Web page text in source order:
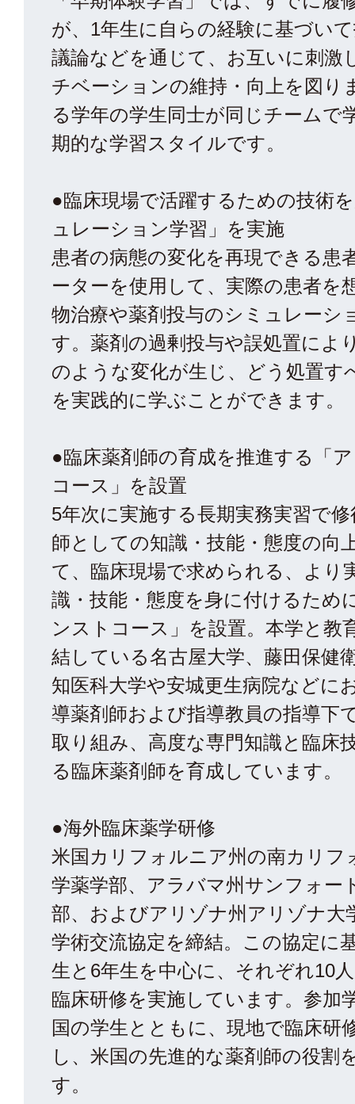
が、1年生に自らの経験に基づい
議論などを通じて、お互いに刺激
チベーションの維持・向上を図り
る学年の学生同士が同じチームで
期的な学習スタイルです。
●臨床現場で活躍するための技術
ュレーション学習」を実施
患者の病態の変化を再現できる患
ーターを使用して、実際の患者を
物治療や薬剤投与のシミュレーシ
す。薬剤の過剰投与や誤処置によ
のような変化が生じ、どう処置す
を実践的に学ぶことができます。
●臨床薬剤師の育成を推進する「
コース」を設置
5年次に実施する長期実務実習で
師としての知識・技能・態度の向
て、臨床現場で求められる、より
識・技能・態度を身に付けるため
ンストコース」を設置。本学と教
結している名古屋大学、藤田保健
知医科大学や安城更生病院などに
導薬剤師および指導教員の指導下
取り組み、高度な専門知識と臨床
る臨床薬剤師を育成しています。
●海外臨床薬学研修
米国カリフォルニア州の南カリフ
学薬学部、アラバマ州サンフォー
部、およびアリゾナ州アリゾナ大
学術交流協定を締結。この協定に
生と6年生を中心に、それぞれ10
臨床研修を実施しています。参加
国の学生とともに、現地で臨床研
し、米国の先進的な薬剤師の役割
す。